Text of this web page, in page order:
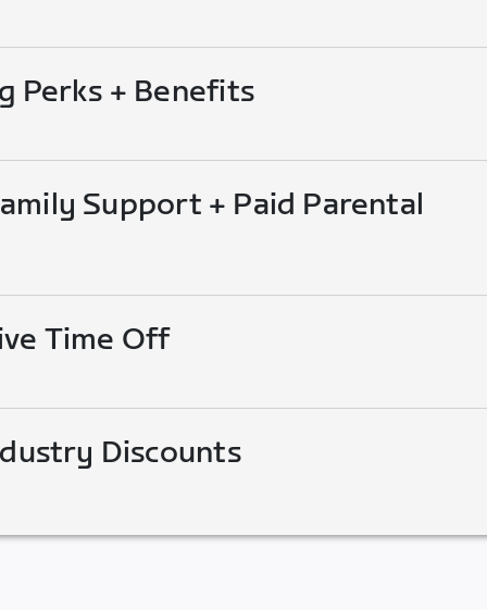
Perks + Benefits
Support + Paid Parental
Time Off
Discounts